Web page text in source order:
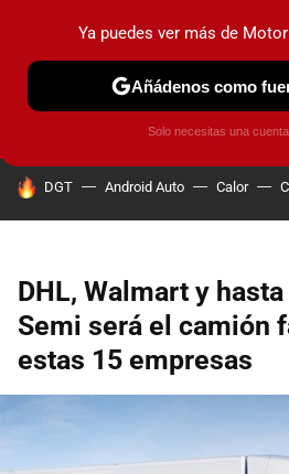
PRUEBAS COCHES ELÉCTRICOS
HOY SE HABLA DE
DGT Android Auto Calor
DHL, Walmart y
Semi será el camión
estas 15 empresas
Ya puedes ver más de
Añádenos como
Solo necesitas una